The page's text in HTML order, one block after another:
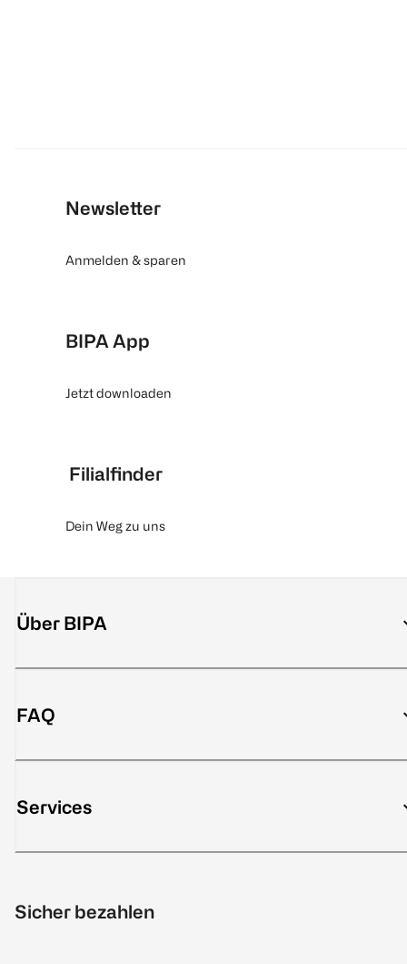
Newsletter
Anmelden & sparen
BIPA App
Jetzt downloaden
Filialfinder
Dein Weg zu uns
Über BIPA
FAQ
Services
Sicher bezahlen